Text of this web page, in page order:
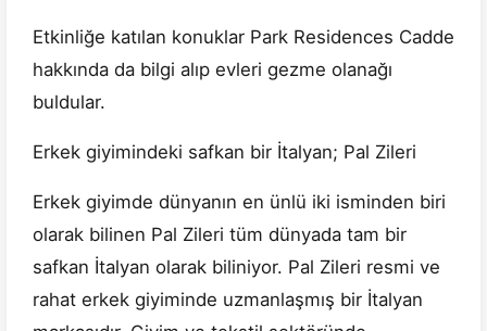
Etkinliğe katılan konuklar Park Residences Cadde
hakkında da bilgi alıp evleri gezme olanağı
buldular.
Erkek giyimindeki safkan bir İtalyan; Pal Zileri
Erkek giyimde dünyanın en ünlü iki isminden biri
olarak bilinen Pal Zileri tüm dünyada tam bir
safkan İtalyan olarak biliniyor. Pal Zileri resmi ve
rahat erkek giyiminde uzmanlaşmış bir İtalyan